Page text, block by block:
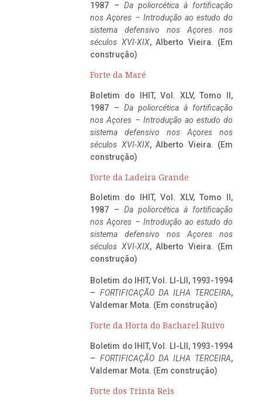
1987 – Da poliorcética à fortificação
nos Açores – Introdução ao estudo do
sistema defensivo nos Açores nos
séculos XVI-XIX, Alberto Vieira. (Em
construção)
Forte da Maré
Boletim do IHIT, Vol. XLV, Tomo II,
1987 – Da poliorcética à fortificação
nos Açores – Introdução ao estudo do
sistema defensivo nos Açores nos
séculos XVI-XIX, Alberto Vieira. (Em
construção)
Forte da Ladeira Grande
Boletim do IHIT, Vol. XLV, Tomo II,
1987 – Da poliorcética à fortificação
nos Açores – Introdução ao estudo do
sistema defensivo nos Açores nos
séculos XVI-XIX, Alberto Vieira. (Em
construção)
Boletim do IHIT, Vol. LI-LII, 1993-1994
– FORTIFICAÇÃO DA ILHA TERCEIRA,
Valdemar Mota. (Em construção)
Forte da Horta do Bacharel Ruivo
Boletim do IHIT, Vol. LI-LII, 1993-1994
– FORTIFICAÇÃO DA ILHA TERCEIRA,
Valdemar Mota. (Em construção)
Forte dos Trinta Reis